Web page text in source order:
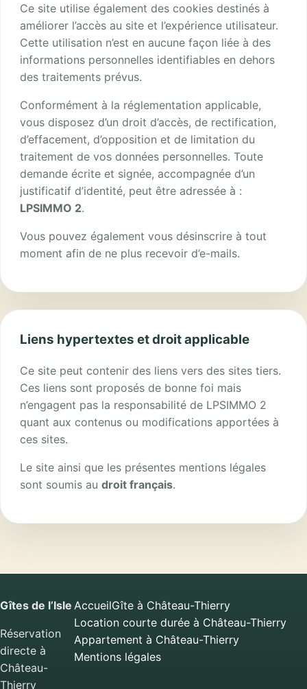
Ce site utilise également des cookies destinés à
améliorer l’accès au site et l’expérience utilisateur.
Cette utilisation n’est en aucune façon liée à des
informations personnelles identifiables en dehors
des traitements prévus.
Conformément à la réglementation applicable,
vous disposez d’un droit d’accès, de rectification,
d’effacement, d’opposition et de limitation du
traitement de vos données personnelles. Toute
demande écrite et signée, accompagnée d’un
justificatif d’identité, peut être adressée à :
LPSIMMO 2.
Vous pouvez également vous désinscrire à tout
moment afin de ne plus recevoir d’e-mails.
Liens hypertextes et droit applicable
Ce site peut contenir des liens vers des sites tiers.
Ces liens sont proposés de bonne foi mais
n’engagent pas la responsabilité de LPSIMMO 2
quant aux contenus ou modifications apportées à
ces sites.
Le site ainsi que les présentes mentions légales
sont soumis au droit français.
Gîtes de l’Isle
Réservation
directe à
Château-
Thierry
AccueilGîte à Château-Thierry
Location courte durée à Château-Thierry
Appartement à Château-Thierry
Mentions légales